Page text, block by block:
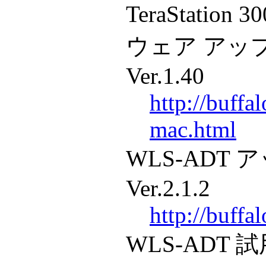
TeraStation
ウェア アッ
Ver.1.40
http://
mac.html
WLS-ADT
Ver.2.1.2
http://
WLS-ADT 試